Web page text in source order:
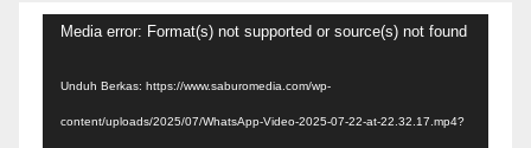
Pemutar
Media error: Format(s) not supported or source(s) not found
Unduh Berkas: https://www.saburomedia.com/wp-
content/uploads/2025/07/WhatsApp-Video-2025-07-22-at-22.32.17.mp4?